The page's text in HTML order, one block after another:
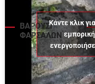
ΒΑΡΟΥΣΙ
ΦΑΡΣΑΛΩΝ
Κάντε κλικ